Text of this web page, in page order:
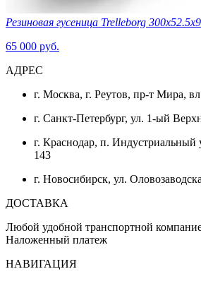
Резиновая гусеница Trelleborg
65 000 руб.
АДРЕС
г. Москва, г. Реутов, пр-т Мира,
г. Санкт-Петербург, ул. 1-ый
г. Краснодар, п. Индустриальный
143
г. Новосибирск, ул.
ДОСТАВКА
Любой удобной транспортной
Наложенный платеж
НАВИГАЦИЯ